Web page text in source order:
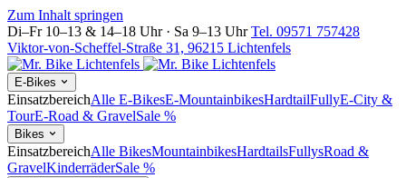
Zum Inhalt springen
Di–Fr 10–13 & 14–18 Uhr · Sa 9–13 Uhr Tel. 09571 757428
Viktor-von-Scheffel-Straße 31, 96215 Lichtenfels
E-Bikes
EinsatzbereichAlle E-BikesE-MountainbikesHardtailFullyE-City &
TourE-Road & GravelSale %
Bikes
EinsatzbereichAlle BikesMountainbikesHardtailsFullysRoad &
GravelKinderräderSale %